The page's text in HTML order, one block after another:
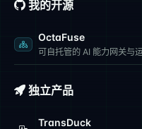
我的开源
OctaFuse
可自托管的 AI 能力网关与
独立产品
TransDuck